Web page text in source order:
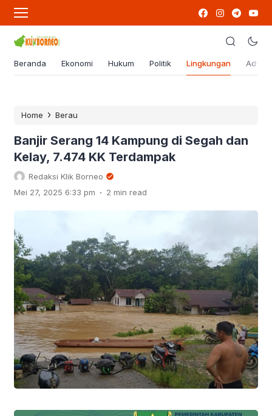
Beranda Ekonomi Hukum Politik Lingkungan
Home › Berau
Banjir Serang 14 Kampung di Segah dan
Kelay, 7.474 KK Terdampak
Redaksi Klik Borneo
Mei 27, 2025 6:33 pm . 2 min read